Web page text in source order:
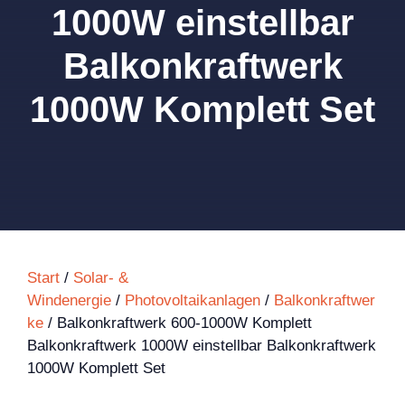
1000W einstellbar
Balkonkraftwerk
1000W Komplett Set
Start / Solar- &
Windenergie / Photovoltaikanlagen / Balkonkraftwer
ke / Balkonkraftwerk 600-1000W Komplett
Balkonkraftwerk 1000W einstellbar Balkonkraftwerk
1000W Komplett Set